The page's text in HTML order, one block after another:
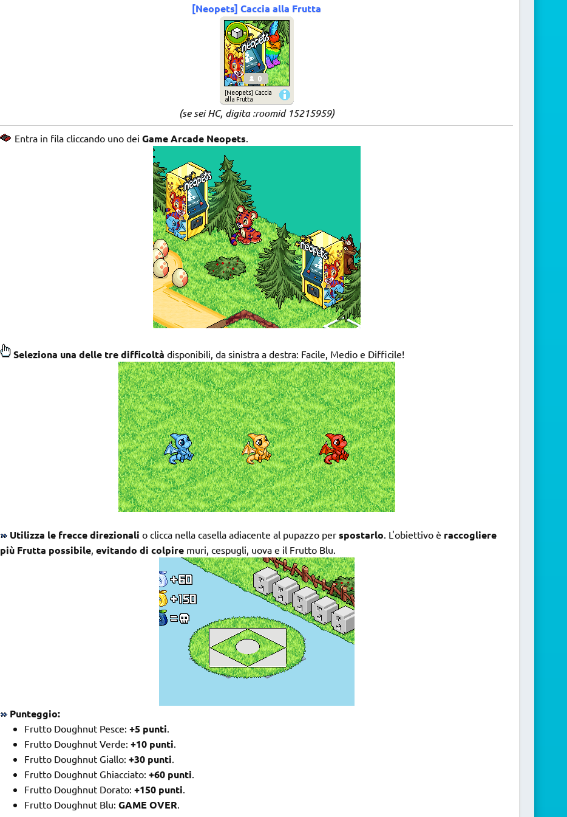
[Neopets] Caccia alla Frutta
(se sei HC, digita :roomid 15215959)
Entra in fila cliccando uno dei Game Arcade Neopets.
Seleziona una delle tre difficoltà disponibili, da sinistra a destra: Facile, Medio e Difficile!
Utilizza le frecce direzionali o clicca nella casella adiacente al pupazzo per spostarlo. L'obiettivo è raccogliere
più Frutta possibile, evitando di colpiremuri, cespugli, uova e il Frutto Blu.
Punteggio:
Frutto Doughnut Pesce: +5 punti.
Frutto Doughnut Verde: +10 punti.
Frutto Doughnut Giallo: +30 punti.
Frutto Doughnut Ghiacciato: +60 punti.
Frutto Doughnut Dorato: +150 punti.
Frutto Doughnut Blu: GAME OVER.